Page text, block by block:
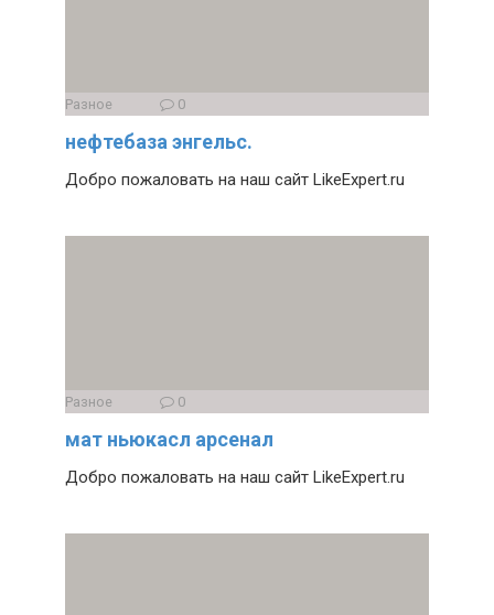
Разное 0
нефтебаза энгельс.
Добро пожаловать на наш сайт LikeExpert.ru
Разное 0
мат ньюкасл арсенал
Добро пожаловать на наш сайт LikeExpert.ru